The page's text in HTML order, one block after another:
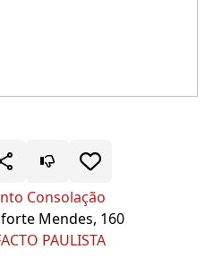
Consolação
Mendes, 160
PAULISTA